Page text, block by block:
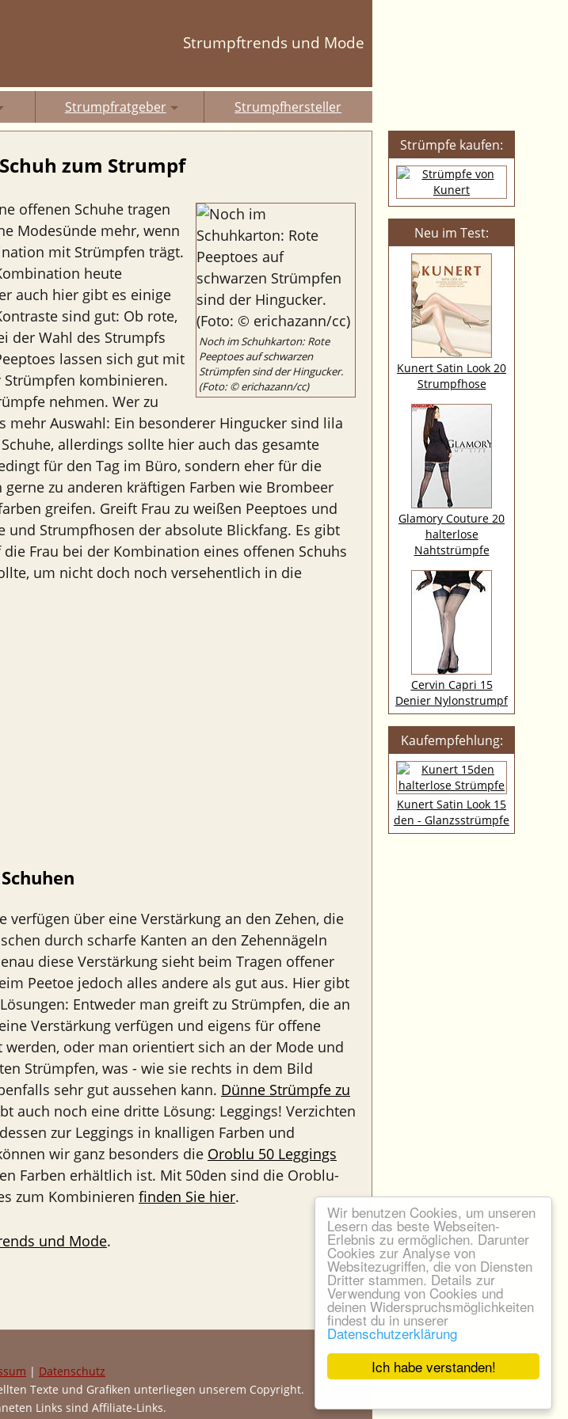
Ich habe verstanden!
Wir benutzen Cookies, um unseren
Lesern das beste Webseiten-
Erlebnis zu ermöglichen. Darunter
Cookies zur Analyse von
Websitezugriffen, die von Diensten
Dritter stammen. Details zur
Verwendung von Cookies und
deinen Widerspruchsmöglichkeiten
findest du in unserer
Datenschutzerklärung
Strümpfe kaufen:
Neu im Test:
Kunert Satin Look 20
Strumpfhose
Glamory Couture 20
halterlose
Nahtstrümpfe
Cervin Capri 15
Denier Nylonstrumpf
Kaufempfehlung:
Kunert Satin Look 15
den - Glanzsstrümpfe
Strumpftrends und Mode
Strumpfratgeber Strumpfhersteller
zum Strumpf
Noch im Schuhkarton: Rote
Peeptoes auf schwarzen
Strümpfen sind der Hingucker.
(Foto: © erichazann/cc)
offenen Schuhe tragen
Modesünde mehr, wenn
mit Strümpfen trägt.
heute
auch hier gibt es einige
sind gut: Ob rote,
der Wahl des Strumpfs
lassen sich gut mit
kombinieren.
nehmen. Wer zu
mehr Auswahl: Ein besonderer Hingucker sind lila
allerdings sollte hier auch das gesamte
für den Tag im Büro, sondern eher für die
zu anderen kräftigen Farben wie Brombeer
greifen. Greift Frau zu weißen Peeptoes und
Strumpfhosen der absolute Blickfang. Es gibt
Frau bei der Kombination eines offenen Schuhs
um nicht doch noch versehentlich in die
verfügen über eine Verstärkung an den Zehen, die
durch scharfe Kanten an den Zehennägeln
diese Verstärkung sieht beim Tragen offener
Peetoe jedoch alles andere als gut aus. Hier gibt
Entweder man greift zu Strümpfen, die an
Verstärkung verfügen und eigens für offene
werden, oder man orientiert sich an der Mode und
Strümpfen, was - wie sie rechts in dem Bild
sehr gut aussehen kann. Dünne Strümpfe zu
auch noch eine dritte Lösung: Leggings! Verzichten
zur Leggings in knalligen Farben und
wir ganz besonders die Oroblu 50 Leggings
Farben erhältlich ist. Mit 50den sind die Oroblu-
zum Kombinieren finden Sie hier.
und Mode.
| Datenschutz
Texte und Grafiken unterliegen unserem Copyright.
Links sind Affiliate-Links.